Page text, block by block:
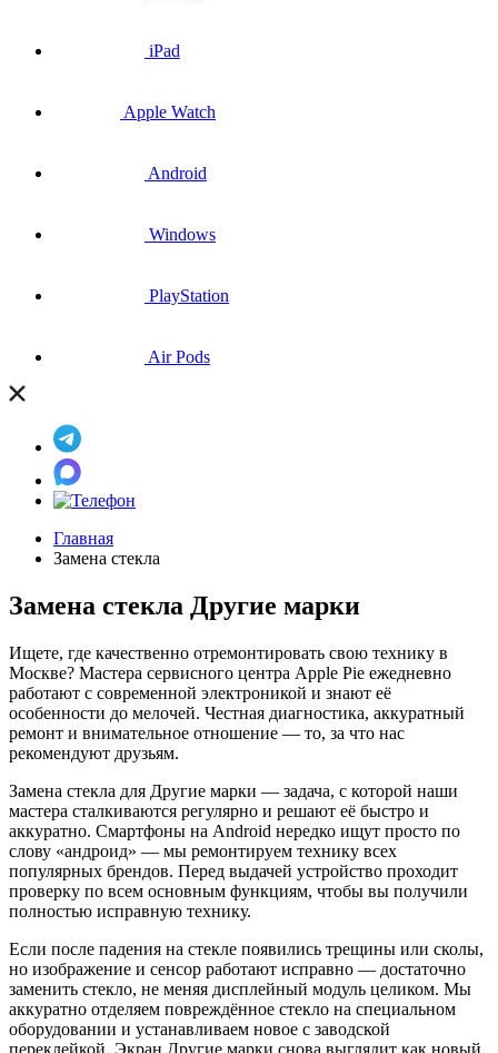
iPad
Apple Watch
Android
Windows
PlayStation
Air Pods
Главная
Замена стекла
Замена стекла Другие марки
Ищете, где качественно отремонтировать свою технику в
Москве? Мастера сервисного центра Apple Pie ежедневно
работают с современной электроникой и знают её
особенности до мелочей. Честная диагностика, аккуратный
ремонт и внимательное отношение — то, за что нас
рекомендуют друзьям.
Замена стекла для Другие марки — задача, с которой наши
мастера сталкиваются регулярно и решают её быстро и
аккуратно. Смартфоны на Android нередко ищут просто по
слову «андроид» — мы ремонтируем технику всех
популярных брендов. Перед выдачей устройство проходит
проверку по всем основным функциям, чтобы вы получили
полностью исправную технику.
Если после падения на стекле появились трещины или сколы,
но изображение и сенсор работают исправно — достаточно
заменить стекло, не меняя дисплейный модуль целиком. Мы
аккуратно отделяем повреждённое стекло на специальном
оборудовании и устанавливаем новое с заводской
переклейкой. Экран Другие марки снова выглядит как новый,